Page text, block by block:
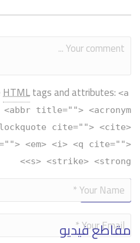
HTMLtags and attributes: <a
title=""> <acronym
cite=""> <cite>
<em> <i> <q cite="">
<s> <strike> <strong>
Alternative:
مقاطع فيديو